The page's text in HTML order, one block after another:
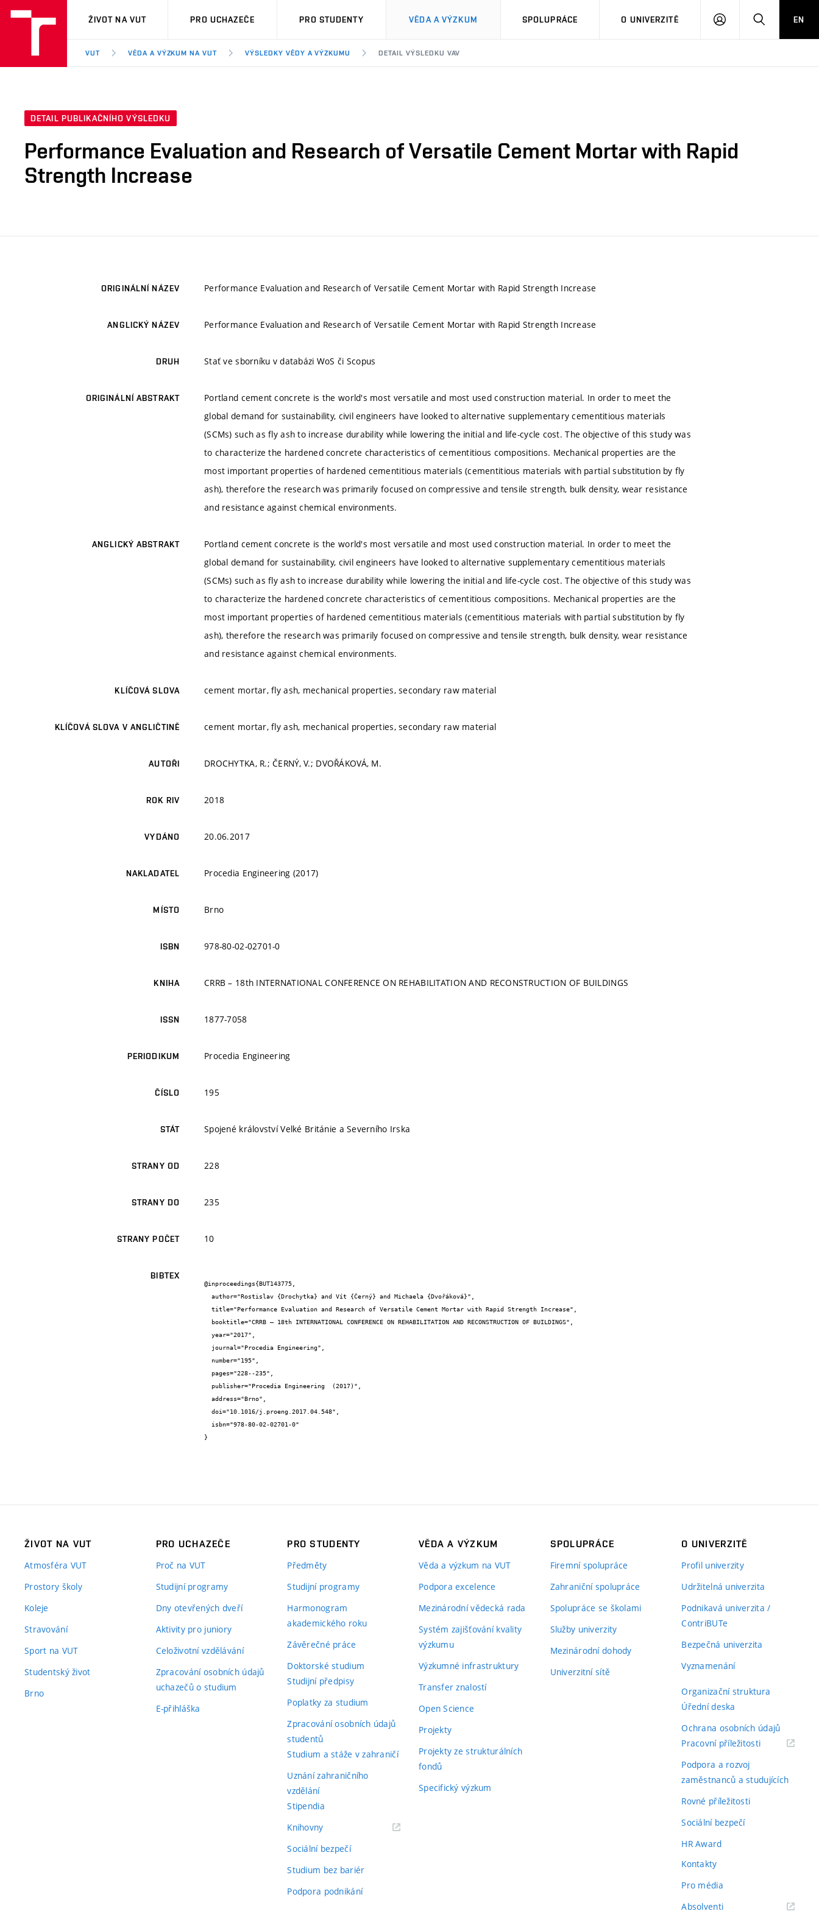
VUT
ŽIVOT NA VUT PRO UCHAZEČE PRO STUDENTY VĚDA A VÝZKUM SPOLUPRÁCE O UNIVERZITĚ
PŘIHLÁSIT HLEDATEN
VUT VĚDA A VÝZKUM NA VUT VÝSLEDKY VĚDY A VÝZKUMU DETAIL VÝSLEDKU VAV
DETAIL PUBLIKAČNÍHO VÝSLEDKU
Performance Evaluation and Research of Versatile Cement Mortar with Rapid
Strength Increase
ORIGINÁLNÍ NÁZEV Performance Evaluation and Research of Versatile Cement Mortar with Rapid Strength Increase
ANGLICKÝ NÁZEV Performance Evaluation and Research of Versatile Cement Mortar with Rapid Strength Increase
DRUH Stať ve sborníku v databázi WoS či Scopus
ORIGINÁLNÍ ABSTRAKT
Portland cement concrete is the world's most versatile and most used construction material. In order to meet the
global demand for sustainability, civil engineers have looked to alternative supplementary cementitious materials
(SCMs) such as fly ash to increase durability while lowering the initial and life-cycle cost. The objective of this study was
to characterize the hardened concrete characteristics of cementitious compositions. Mechanical properties are the
most important properties of hardened cementitious materials (cementitious materials with partial substitution by fly
ash), therefore the research was primarily focused on compressive and tensile strength, bulk density, wear resistance
and resistance against chemical environments.
ANGLICKÝ ABSTRAKT
Portland cement concrete is the world's most versatile and most used construction material. In order to meet the
global demand for sustainability, civil engineers have looked to alternative supplementary cementitious materials
(SCMs) such as fly ash to increase durability while lowering the initial and life-cycle cost. The objective of this study was
to characterize the hardened concrete characteristics of cementitious compositions. Mechanical properties are the
most important properties of hardened cementitious materials (cementitious materials with partial substitution by fly
ash), therefore the research was primarily focused on compressive and tensile strength, bulk density, wear resistance
and resistance against chemical environments.
KLÍČOVÁ SLOVA cement mortar, fly ash, mechanical properties, secondary raw material
KLÍČOVÁ SLOVA V ANGLIČTINĚ cement mortar, fly ash, mechanical properties, secondary raw material
AUTOŘI DROCHYTKA, R.; ČERNÝ, V.; DVOŘÁKOVÁ, M.
ROK RIV 2018
VYDÁNO 20.06.2017
NAKLADATEL Procedia Engineering (2017)
MÍSTO Brno
ISBN 978-80-02-02701-0
KNIHA CRRB – 18th INTERNATIONAL CONFERENCE ON REHABILITATION AND RECONSTRUCTION OF BUILDINGS
ISSN 1877-7058
PERIODIKUM Procedia Engineering
ČÍSLO 195
STÁT Spojené království Velké Británie a Severního Irska
STRANY OD 228
STRANY DO 235
STRANY POČET 10
BIBTEX
@inproceedings{BUT143775,
}
ŽIVOT NA VUT
Atmosféra VUT
Prostory školy
Koleje
Stravování
Sport na VUT
Studentský život
Brno
PRO UCHAZEČE
Proč na VUT
Studijní programy
Dny otevřených dveří
Aktivity pro juniory
Celoživotní vzdělávání
Zpracování osobních údajů
uchazečů o studium
E-přihláška
PRO STUDENTY
Předměty
Studijní programy
Harmonogram
akademického roku
Závěrečné práce
Doktorské studium
Studijní předpisy
Poplatky za studium
Zpracování osobních údajů
studentů
Studium a stáže v zahraničí
Uznání zahraničního
vzdělání
Stipendia
Knihovny(externí
Sociální bezpečí
Studium bez bariér
Podpora podnikání
VĚDA A VÝZKUM
Věda a výzkum na VUT
Podpora excelence
Mezinárodní vědecká rada
Systém zajišťování kvality
výzkumu
Výzkumné infrastruktury
Transfer znalostí
Open Science
Projekty
Projekty ze strukturálních
fondů
Specifický výzkum
SPOLUPRÁCE
Firemní spolupráce
Zahraniční spolupráce
Spolupráce se školami
Služby univerzity
Mezinárodní dohody
Univerzitní sítě
O UNIVERZITĚ
Profil univerzity
Udržitelná univerzita
Podnikavá univerzita /
ContriBUTe
Bezpečná univerzita
Vyznamenání
Organizační struktura
Úřední deska
Ochrana osobních údajů
Pracovní příležitosti(externí
Podpora a rozvoj
zaměstnanců a studujících
Rovné příležitosti
Sociální bezpečí
HR Award
Kontakty
Pro média
Absolventi(externí